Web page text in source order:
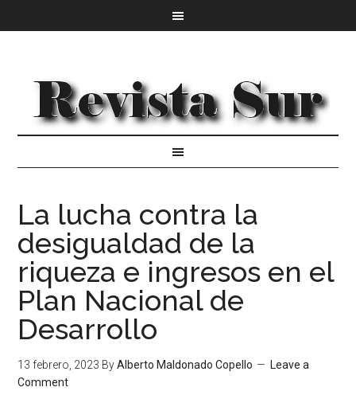
La lucha contra la
desigualdad de la
riqueza e ingresos en el
Plan Nacional de
Desarrollo
13 febrero, 2023 ByAlberto Maldonado Copello
Leave a
Comment